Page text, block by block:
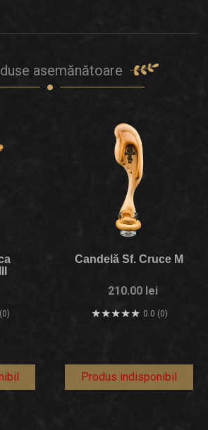
asemănătoare
Candelă Sf. Cruce M
210.00 lei
0.0 (0)
Produs indisponibil